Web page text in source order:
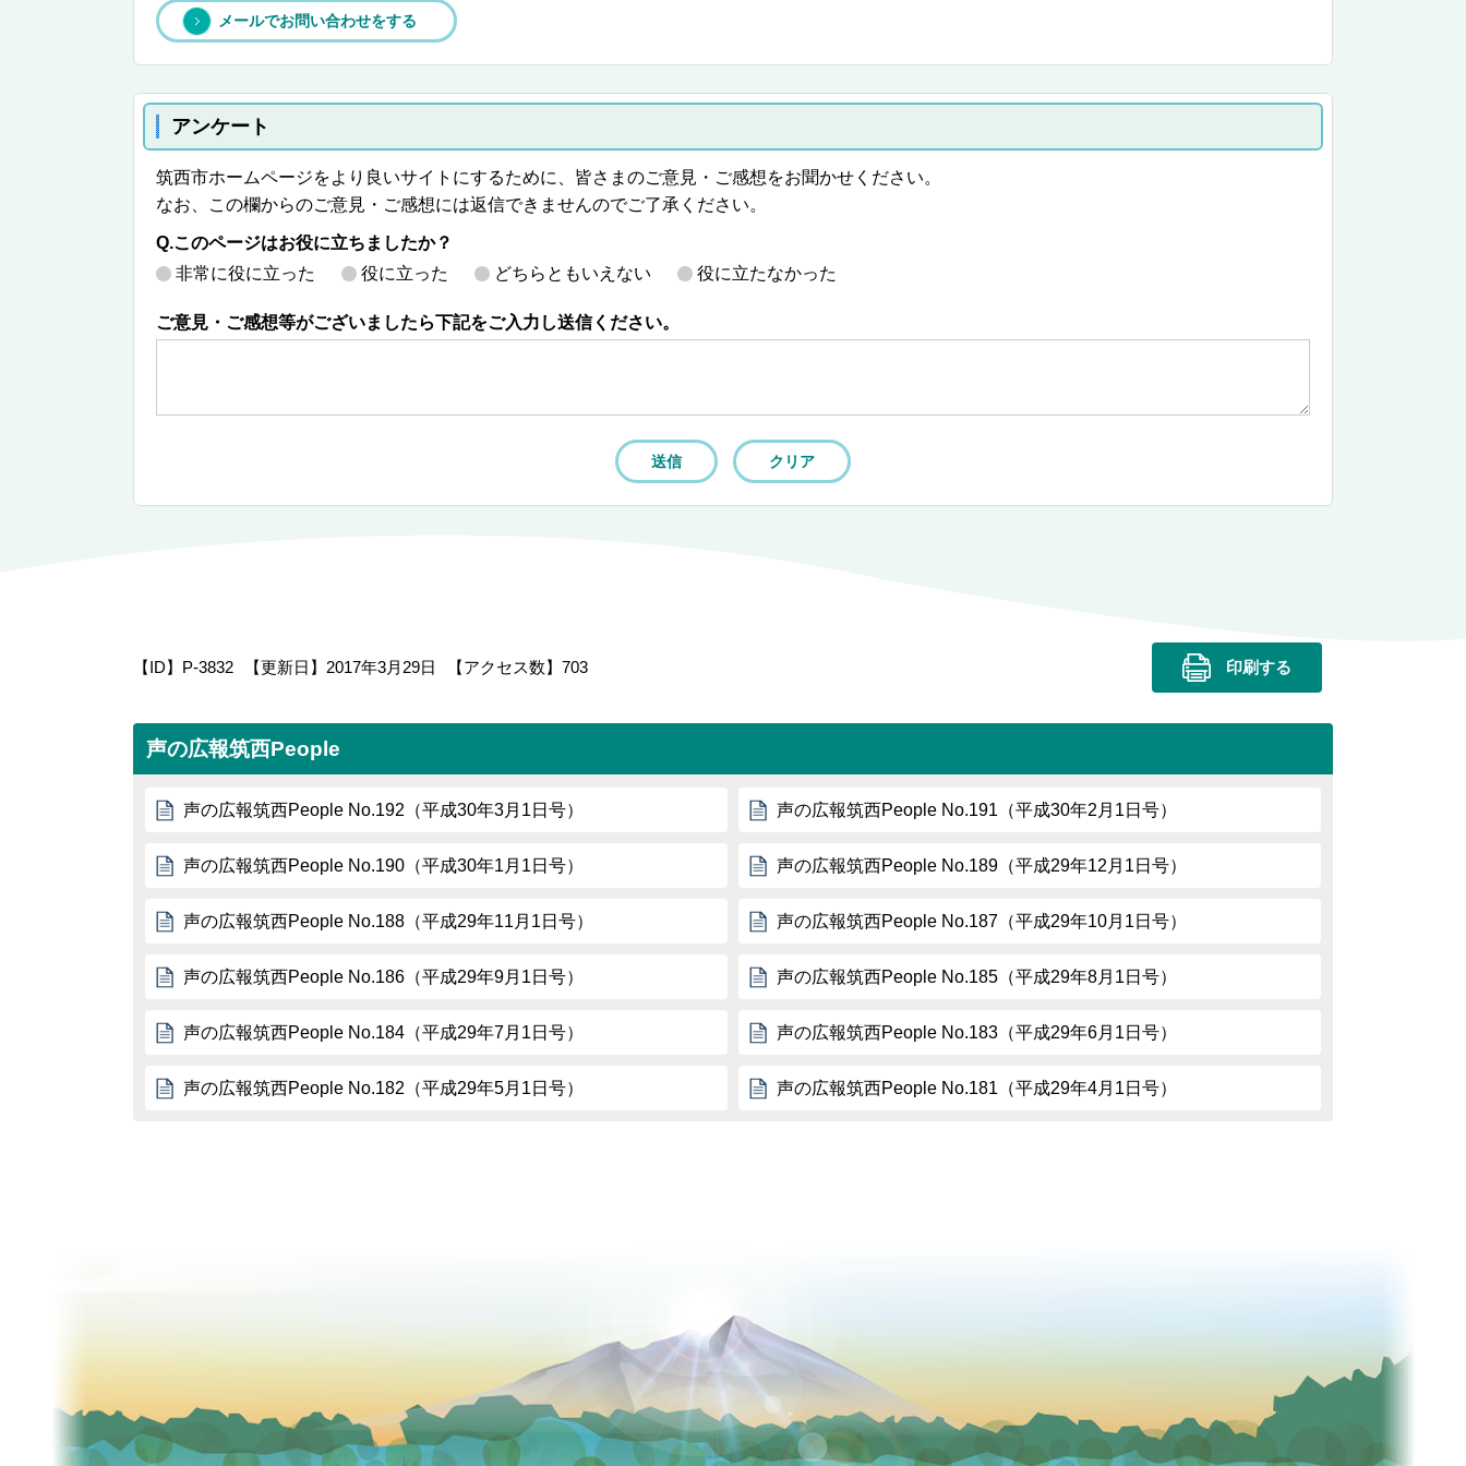
メールでお問い合わせをする
アンケート
筑西市ホームページをより良いサイトにするために、皆さまのご意見・ご感想をお聞かせください。
なお、この欄からのご意見・ご感想には返信できませんのでご了承ください。
Q.このページはお役に立ちましたか？
非常に役に立った
役に立った どちらともいえない 役に立たなかった
ご意見・ご感想等がございましたら下記をご入力し送信ください。
【ID】 P-3832 【更新日】 2017年3月29日 【アクセス数】 703 印刷する
声の広報筑西People
声の広報筑西People No.192（平成30年3月1日号） 声の広報筑西People No.191（平成30年2月1日号）
声の広報筑西People No.190（平成30年1月1日号） 声の広報筑西People No.189（平成29年12月1日号）
声の広報筑西People No.188（平成29年11月1日号） 声の広報筑西People No.187（平成29年10月1日号）
声の広報筑西People No.186（平成29年9月1日号） 声の広報筑西People No.185（平成29年8月1日号）
声の広報筑西People No.184（平成29年7月1日号） 声の広報筑西People No.183（平成29年6月1日号）
声の広報筑西People No.182（平成29年5月1日号） 声の広報筑西People No.181（平成29年4月1日号）